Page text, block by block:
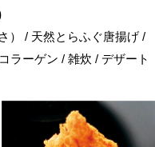
） / 天然とらふぐ唐揚げ /
ラーゲン / 雑炊 / デザート